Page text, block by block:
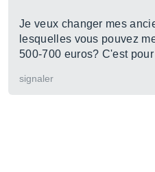
Je veux changer mes
lesquelles vous pouvez
500-700 euros? C'est
signaler